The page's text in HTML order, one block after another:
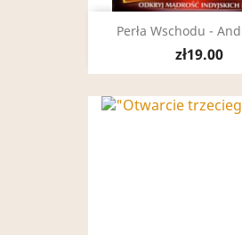
Perła Wschodu -
zł19.00